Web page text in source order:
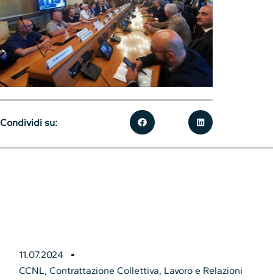
11.07.2024
CCNL,Contrattazione Collettiva, Lavoro e Relazioni
Condividi su: